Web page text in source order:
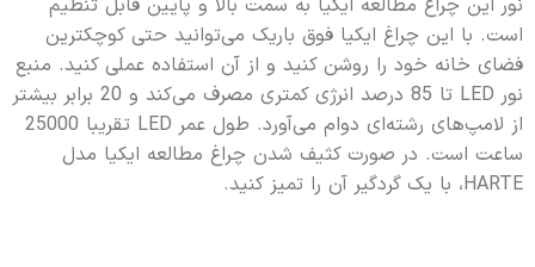
است. با این چراغ ایکیا فوق باریک می‌توانید حتی کوچکترین
فضای خانه خود را روشن کنید و از آن استفاده عملی کنید. منبع
نور LED تا 85 درصد انرژی کمتری مصرف می‌کند و 20 برابر بیشتر
از لامپ‌های رشته‌ای دوام می‌آورد. طول عمر LED تقریبا 25000
ساعت است. در صورت کثیف شدن چراغ مطالعه ایکیا مدل
HARTE، با یک گردگیر آن را تمیز کنید.